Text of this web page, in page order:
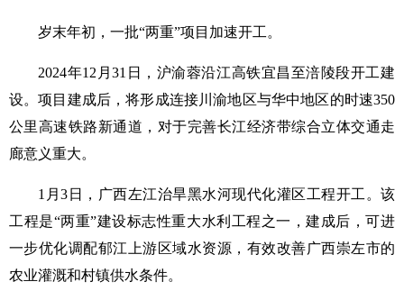
岁末年初，一批“两重”项目加速开工。
2024年12月31日，沪渝蓉沿江高铁宜昌至涪陵段开工建
设。项目建成后，将形成连接川渝地区与华中地区的时速350
公里高速铁路新通道，对于完善长江经济带综合立体交通走
廊意义重大。
1月3日，广西左江治旱黑水河现代化灌区工程开工。该
工程是“两重”建设标志性重大水利工程之一，建成后，可进
一步优化调配郁江上游区域水资源，有效改善广西崇左市的
农业灌溉和村镇供水条件。